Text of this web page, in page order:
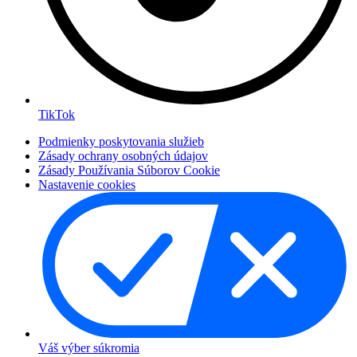
TikTok
Podmienky poskytovania služieb
Zásady ochrany osobných údajov
Zásady Používania Súborov Cookie
Nastavenie cookies
Váš výber súkromia